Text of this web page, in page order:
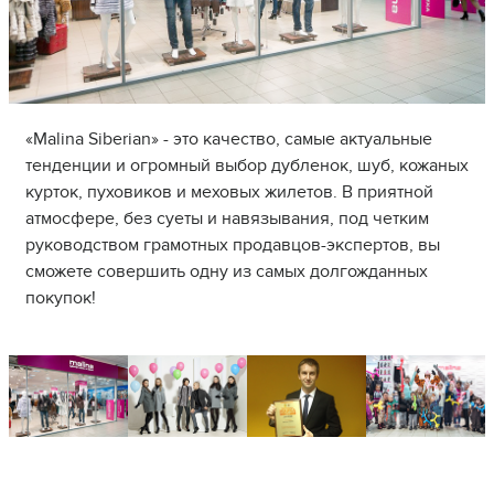
«Malina Siberian» - это качество, самые актуальные
тенденции и огромный выбор дубленок, шуб, кожаных
курток, пуховиков и меховых жилетов. В приятной
атмосфере, без суеты и навязывания, под четким
руководством грамотных продавцов-экспертов, вы
сможете совершить одну из самых долгожданных
покупок!